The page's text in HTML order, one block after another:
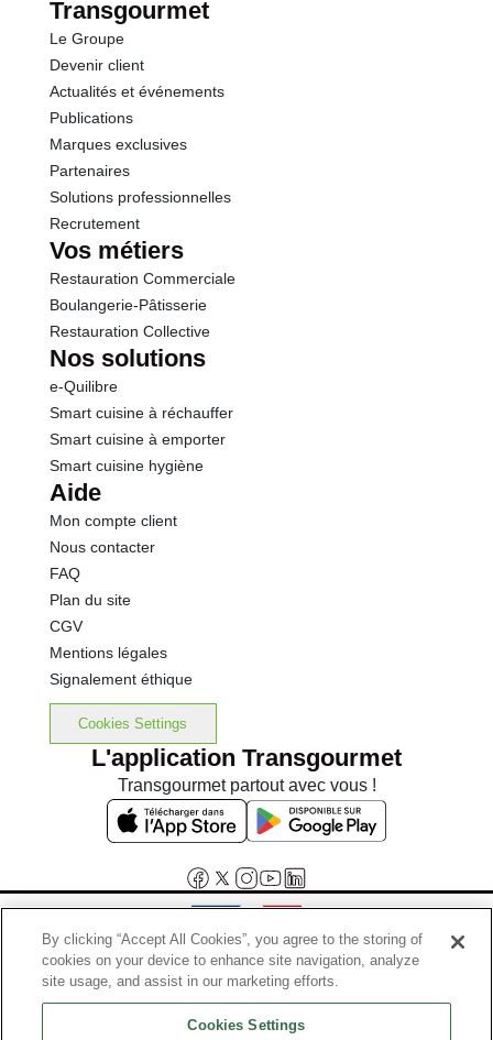
dont Sucres
Protéines
Sel
Transgourmet
Le Groupe
Devenir client
Actualités et événements
Publications
Marques exclusives
Partenaires
Solutions professionnelles
Recrutement
Vos métiers
Restauration Commerciale
Boulangerie-Pâtisserie
Restauration Collective
Nos solutions
e-Quilibre
Smart cuisine à réchauffer
Smart cuisine à emporter
Smart cuisine hygiène
Aide
Mon compte client
Nous contacter
FAQ
Plan du site
CGV
Mentions légales
Signalement éthique
Cookies Settings
L'application Transgourmet
Transgourmet partout avec vous !
Interdiction de vente de boissons alcooliques aux mineurs de
moins de 18 ans
La preuve de majorité de l'acheteur est exigée au moment de la vente
By clicking “Accept All Cookies”, you agree to the storing of
cookies on your device to enhance site navigation, analyze
site usage, and assist in our marketing efforts.
Cookies Settings